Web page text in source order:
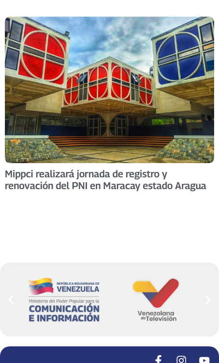
Mippci realizará jornada de registro y
renovación del PNI en Maracay estado Aragua